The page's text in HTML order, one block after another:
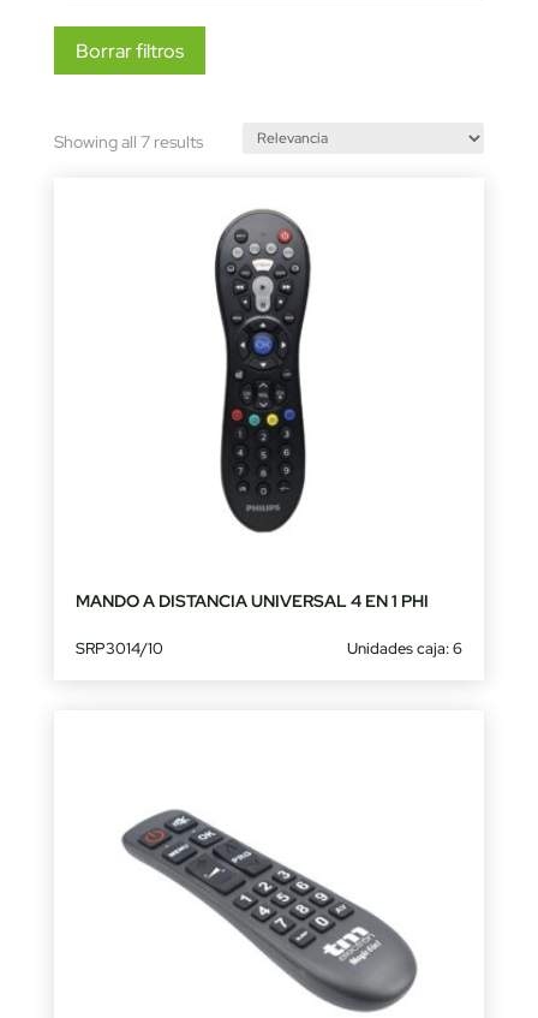
Borrar filtros
Showing all 7 resultsSorted
latest
MANDO A DISTANCIA UNIVERSAL 4 EN 1 PHI
SRP3014/10 Unidades caja: 6